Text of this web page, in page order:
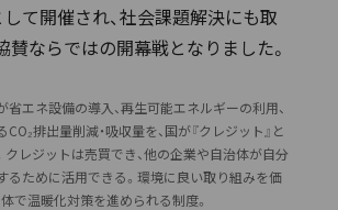
て開催され、社会課題解決にも取
賛ならではの開幕戦となりました。
省エネ設備の導入、再生可能エネルギーの利用、
排出量削減・吸収量を、国が『クレジット』と
クレジットは売買でき、他の企業や自治体が自分
るために活用できる。環境に良い取り組みを価
で温暖化対策を進められる制度。